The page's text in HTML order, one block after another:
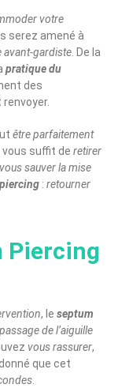
votre
serez amené à
avant-gardiste. De la
pratique du
des
renvoyer.
être parfaitement
vous suffit de retirer
vous sauver la mise
: retourner
Piercing
, le septum
de l’aiguille
vous rassurer,
que cet
.